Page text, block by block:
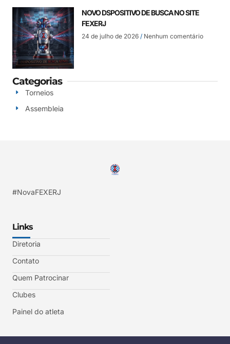
NOVO DSPOSITIVO DE BUSCA NO SITE
FEXERJ
24 de julho de 2026 Nenhum comentário
Categorias
Torneios
Assembleia
#NovaFEXERJ
Links
Diretoria
Contato
Quem Patrocinar
Clubes
Painel do atleta